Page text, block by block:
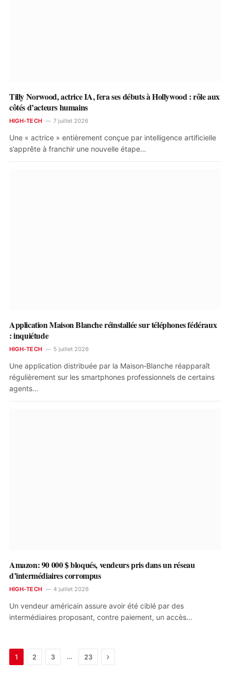
Tilly Norwood, actrice IA, fera ses débuts à Hollywood : rôle aux
côtés d’acteurs humains
HIGH-TECH 7 juillet 2026
Une « actrice » entièrement conçue par intelligence artificielle
s’apprête à franchir une nouvelle étape…
Application Maison Blanche réinstallée sur téléphones fédéraux
: inquiétude
HIGH-TECH 5 juillet 2026
Une application distribuée par la Maison‑Blanche réapparaît
régulièrement sur les smartphones professionnels de certains
agents…
Amazon: 90 000 $ bloqués, vendeurs pris dans un réseau
d’intermédiaires corrompus
HIGH-TECH 4 juillet 2026
Un vendeur américain assure avoir été ciblé par des
intermédiaires proposant, contre paiement, un accès…
1 2 3 … 23 Next